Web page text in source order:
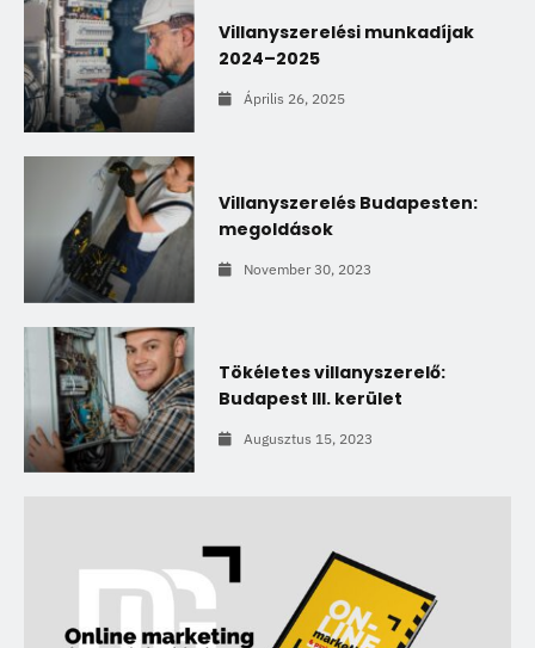
Villanyszerelési munkadíjak
2024–2025
Április 26, 2025
Villanyszerelés Budapesten:
megoldások
November 30, 2023
Tökéletes villanyszerelő:
Budapest III. kerület
Augusztus 15, 2023